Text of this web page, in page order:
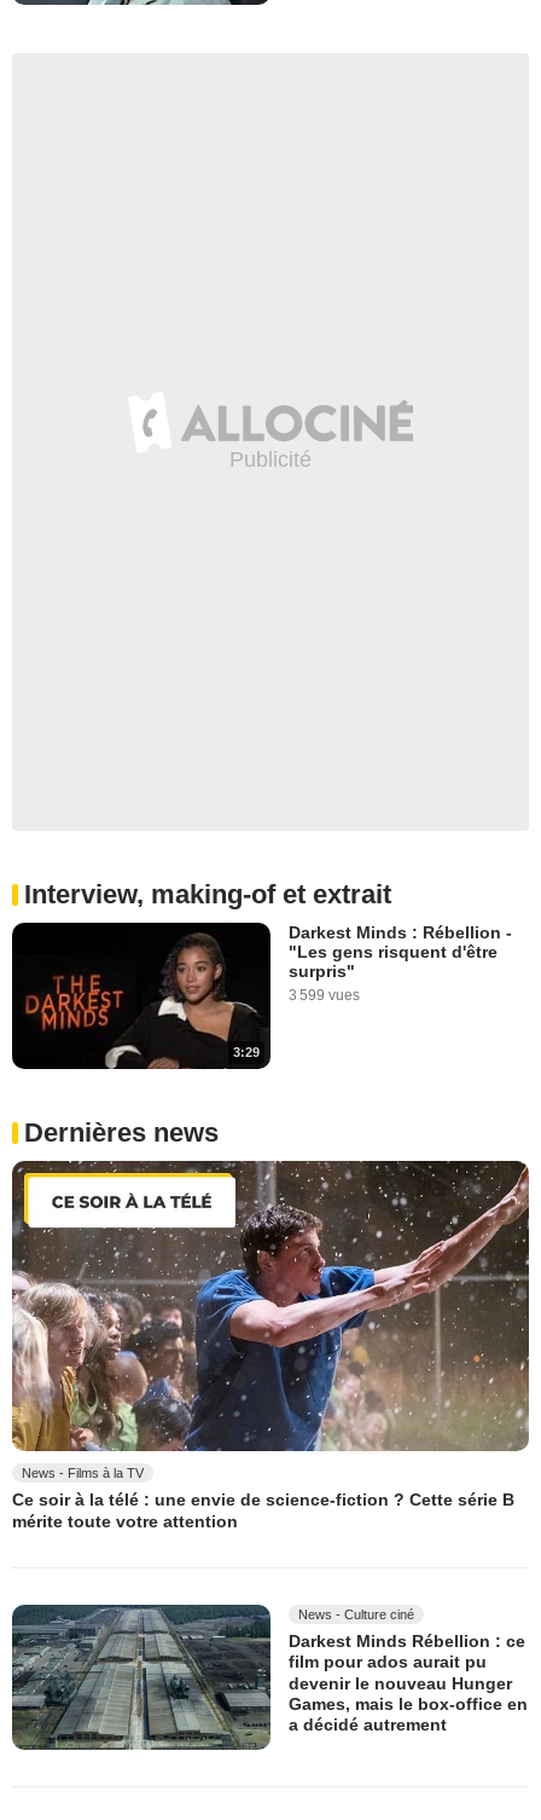
Interview, making-of et extrait
3:29
Darkest Minds : Rébellion -
"Les gens risquent d'être
surpris"
3 599 vues
Dernières news
News - Films à la TV
Ce soir à la télé : une envie de science-fiction ? Cette série B
mérite toute votre attention
News - Culture ciné
Darkest Minds Rébellion : ce
film pour ados aurait pu
devenir le nouveau Hunger
Games, mais le box-office en
a décidé autrement